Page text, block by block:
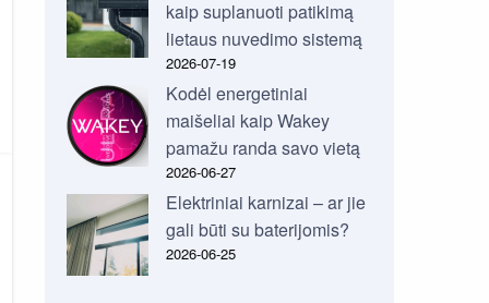
kaip suplanuoti patikimą
lietaus nuvedimo sistemą
2026-07-19
Kodėl energetiniai
maišeliai kaip Wakey
pamažu randa savo vietą
2026-06-27
Elektriniai karnizai – ar jie
gali būti su baterijomis?
2026-06-25